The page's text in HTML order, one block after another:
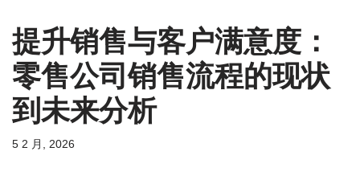
提升销售与客户满意度：
零售公司销售流程的现状
到未来分析
5 2 月, 2026